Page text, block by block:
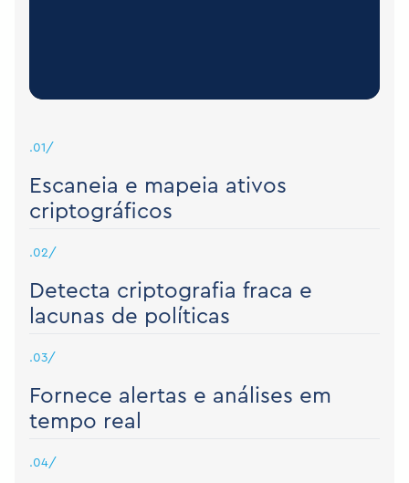
.01/
Escaneia e mapeia ativos
criptográficos
.02/
Detecta criptografia fraca e
lacunas de políticas
.03/
Fornece alertas e análises em
tempo real
.04/